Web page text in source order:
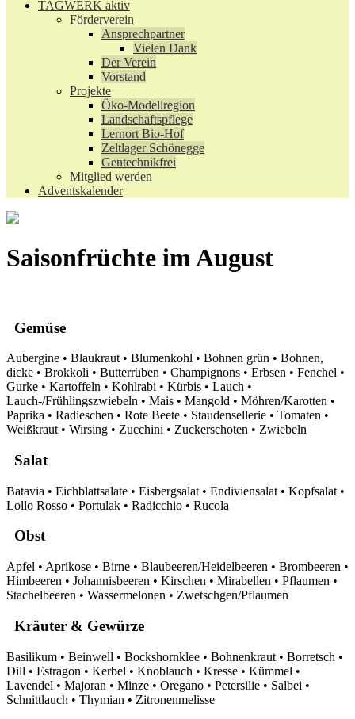
TAGWERK aktiv
Förderverein
Ansprechpartner
Vielen Dank
Der Verein
Vorstand
Projekte
Öko-Modellregion
Landschaftspflege
Lernort Bio-Hof
Zeltlager Schönegge
Gentechnikfrei
Mitglied werden
Adventskalender
Saisonfrüchte im August
Gemüse
Aubergine • Blaukraut • Blumenkohl • Bohnen grün • Bohnen,
dicke • Brokkoli • Butterrüben • Champignons • Erbsen • Fenchel •
Gurke • Kartoffeln • Kohlrabi • Kürbis • Lauch •
Lauch-/Frühlingszwiebeln • Mais • Mangold • Möhren/Karotten •
Paprika • Radieschen • Rote Beete • Staudensellerie • Tomaten •
Weißkraut • Wirsing • Zucchini • Zuckerschoten • Zwiebeln
Salat
Batavia • Eichblattsalate • Eisbergsalat • Endiviensalat • Kopfsalat •
Lollo Rosso • Portulak • Radicchio • Rucola
Obst
Apfel • Aprikose • Birne • Blaubeeren/Heidelbeeren • Brombeeren •
Himbeeren • Johannisbeeren • Kirschen • Mirabellen • Pflaumen •
Stachelbeeren • Wassermelonen • Zwetschgen/Pflaumen
Kräuter & Gewürze
Basilikum • Beinwell • Bockshornklee • Bohnenkraut • Borretsch •
Dill • Estragon • Kerbel • Knoblauch • Kresse • Kümmel •
Lavendel • Majoran • Minze • Oregano • Petersilie • Salbei •
Schnittlauch • Thymian • Zitronenmelisse